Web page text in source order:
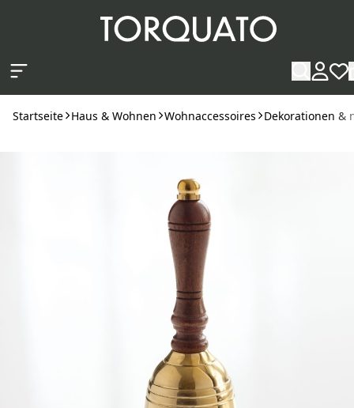
Startseite Haus & Wohnen Wohnaccessoires Dekorationen &